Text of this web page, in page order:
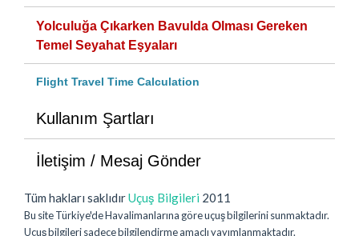
Yolculuğa Çıkarken Bavulda Olması Gereken
Temel Seyahat Eşyaları
Flight Travel Time Calculation
Kullanım Şartları
İletişim / Mesaj Gönder
Tüm hakları saklıdırUçuş Bilgileri 2011
Bu site Türkiye'de Havalimanlarına göre uçuş bilgilerini sunmaktadır.
Uçuş bilgileri sadece bilgilendirme amaçlı yayımlanmaktadır.